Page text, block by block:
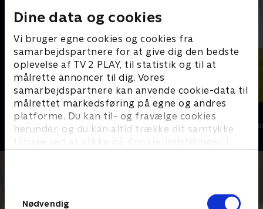
Dine data og cookies
Vi bruger egne cookies og cookies fra
samarbejdspartnere for at give dig den bedste
oplevelse af TV 2 PLAY, til statistik og til at
målrette annoncer til dig. Vores
samarbejdspartnere kan anvende cookie-data til
målrettet markedsføring på egne og andres
platforme. Du kan til- og fravælge cookies
herunder, og du kan altid trække dit samtykke
tilbage ved at klikke på ’Cookie-indstillinger’ i
Nødvendig
Badehotellet
Drama • 10 sæsoner
Doc Martin
Drama • 10